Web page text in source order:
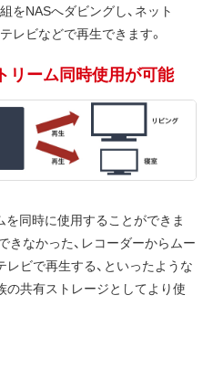
をNASへダビングし、ネット
レビなどで再生できます。
リーム同時使用が可能
同時に使用することができま
なかった、レコーダーからムー
ビで再生する、といったような
の共有ストレージとしてより使